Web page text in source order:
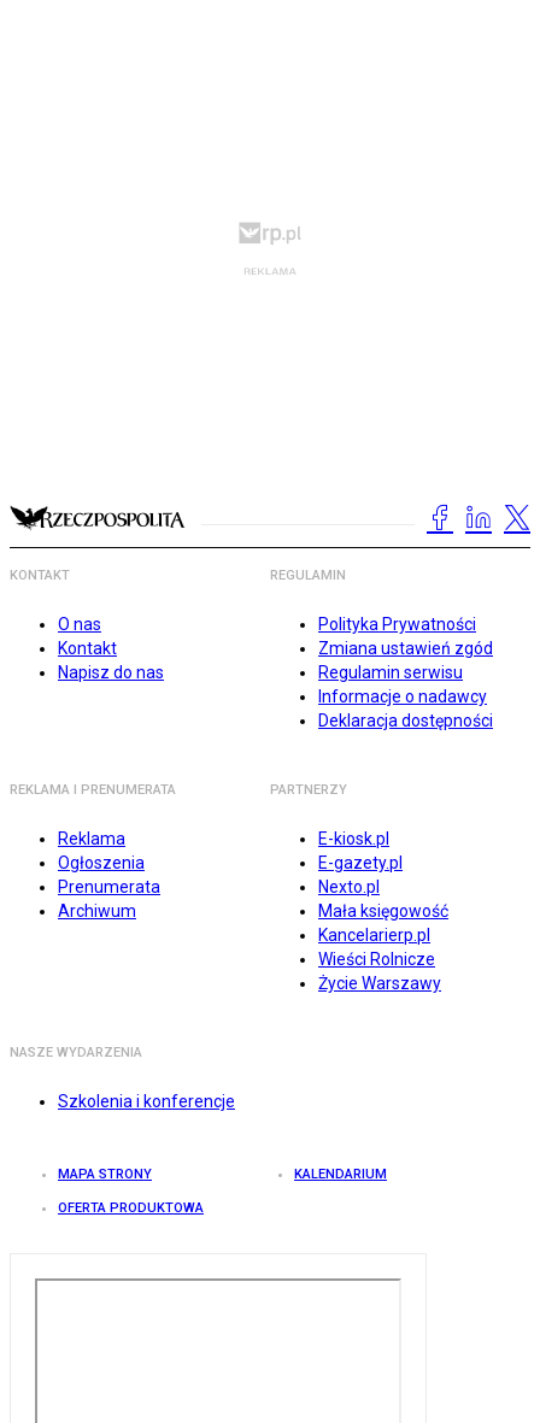
KONTAKT
O nas
Kontakt
Napisz do nas
REGULAMIN
Polityka Prywatności
Zmiana ustawień zgód
Regulamin serwisu
Informacje o nadawcy
Deklaracja dostępności
REKLAMA I PRENUMERATA
Reklama
Ogłoszenia
Prenumerata
Archiwum
PARTNERZY
E-kiosk.pl
E-gazety.pl
Nexto.pl
Mała księgowość
Kancelarierp.pl
Wieści Rolnicze
Życie Warszawy
NASZE WYDARZENIA
Szkolenia i konferencje
MAPA STRONY KALENDARIUM
OFERTA PRODUKTOWA